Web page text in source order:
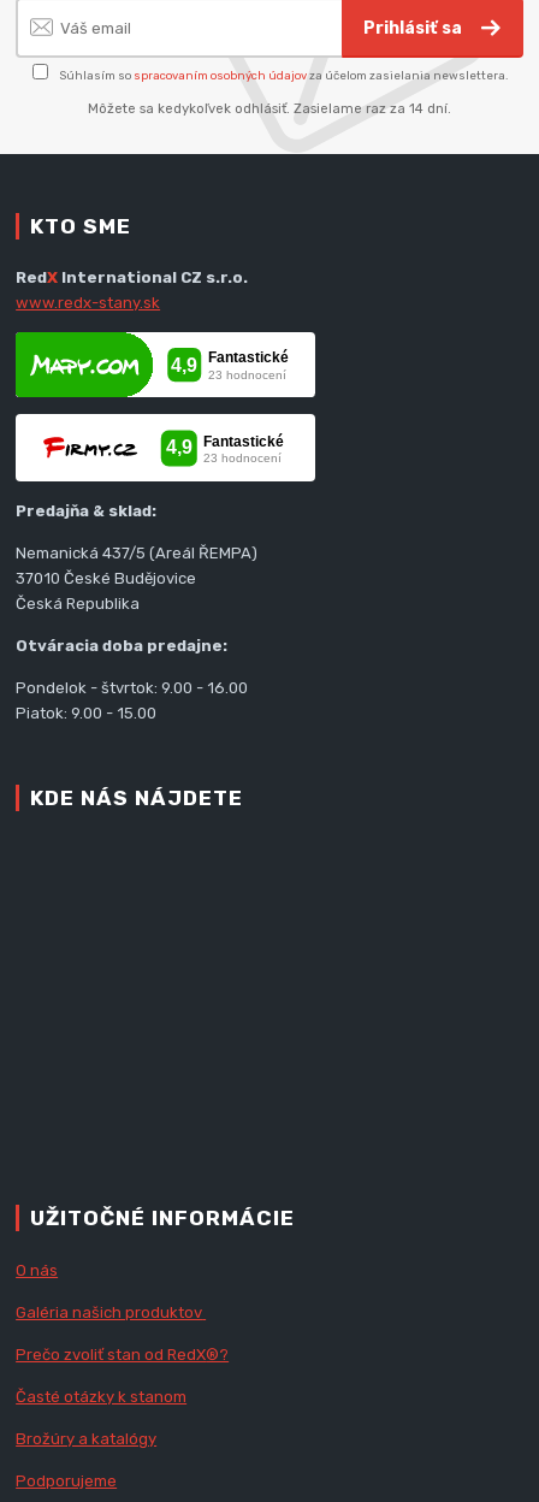
Prihlásiť sa
Súhlasím so spracovaním osobných údajovza účelom zasielania newslettera.
Môžete sa kedykoľvek odhlásiť. Zasielame raz za 14 dní.
KTO SME
RedX International CZ s.r.o.
www.redx-stany.sk
Predajňa & sklad:
Nemanická 437/5 (Areál ŘEMPA)
37010 České Budějovice
Česká Republika
Otváracia doba predajne:
Pondelok - štvrtok: 9.00 - 16.00
Piatok: 9.00 - 15.00
KDE NÁS NÁJDETE
UŽITOČNÉ INFORMÁCIE
O nás
Galéria našich produktov
Prečo zvoliť stan od RedX®?
Časté otázky k stanom
Brožúry a katalógy
Podporujeme